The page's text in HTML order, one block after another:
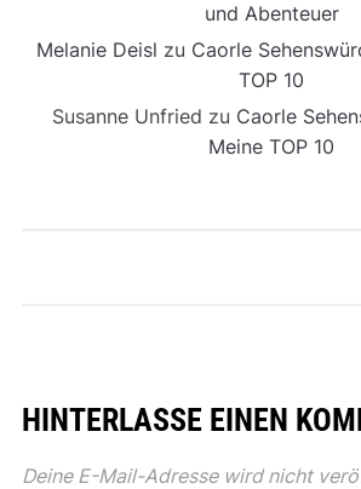
und Abenteuer
Melanie Deisl zu Caorle
TOP 10
Susanne Unfried zu Caorle
Meine TOP 10
HINTERLASSE EINEN
Deine E-Mail-Adresse wird nicht